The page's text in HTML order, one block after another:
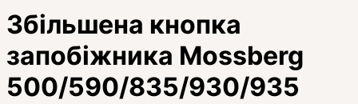
Збільшена кнопка
запобіжника Mossberg
500/590/835/930/935